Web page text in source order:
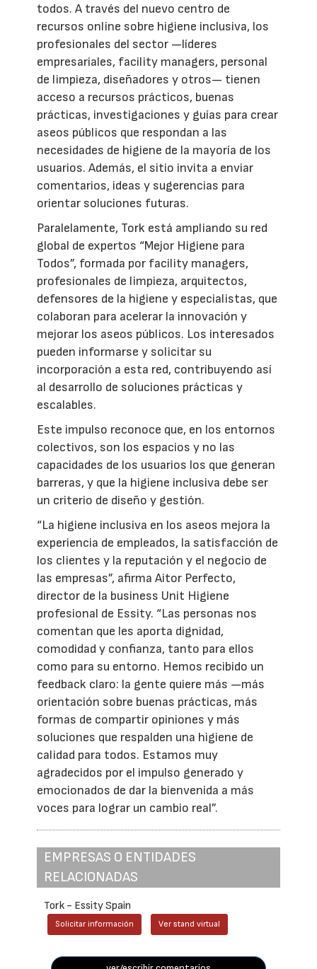
todos. A través del nuevo centro de
recursos online sobre higiene inclusiva, los
profesionales del sector —líderes
empresariales, facility managers, personal
de limpieza, diseñadores y otros— tienen
acceso a recursos prácticos, buenas
prácticas, investigaciones y guías para crear
aseos públicos que respondan a las
necesidades de higiene de la mayoría de los
usuarios. Además, el sitio invita a enviar
comentarios, ideas y sugerencias para
orientar soluciones futuras.
Paralelamente, Tork está ampliando su red
global de expertos “Mejor Higiene para
Todos”, formada por facility managers,
profesionales de limpieza, arquitectos,
defensores de la higiene y especialistas, que
colaboran para acelerar la innovación y
mejorar los aseos públicos. Los interesados
pueden informarse y solicitar su
incorporación a esta red, contribuyendo así
al desarrollo de soluciones prácticas y
escalables.
Este impulso reconoce que, en los entornos
colectivos, son los espacios y no las
capacidades de los usuarios los que generan
barreras, y que la higiene inclusiva debe ser
un criterio de diseño y gestión.
“La higiene inclusiva en los aseos mejora la
experiencia de empleados, la satisfacción de
los clientes y la reputación y el negocio de
las empresas”, afirma Aitor Perfecto,
director de la business Unit Higiene
profesional de Essity. “Las personas nos
comentan que les aporta dignidad,
comodidad y confianza, tanto para ellos
como para su entorno. Hemos recibido un
feedback claro: la gente quiere más —más
orientación sobre buenas prácticas, más
formas de compartir opiniones y más
soluciones que respalden una higiene de
calidad para todos. Estamos muy
agradecidos por el impulso generado y
emocionados de dar la bienvenida a más
voces para lograr un cambio real”.
EMPRESAS O ENTIDADES
RELACIONADAS
Tork - Essity Spain
Solicitar información Ver stand virtual